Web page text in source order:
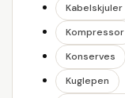
Kabelskjuler
Kompressor
Konserves
Kuglepen